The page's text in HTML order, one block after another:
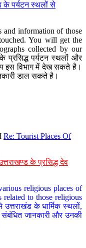
के पर्यटन स्थलों से
and information of those
You will get the
collected by our
प्रसिद्ध पर्यटन स्थलों और
इस विभाग में देख सकते है।
डाल सकते है।
Re: Tourist Places Of
के प्रसिद्ध देव
religious places of
to those religious
उत्तराखंड के धार्मिक स्थलों,
संबंधित जानकारी और उनकी